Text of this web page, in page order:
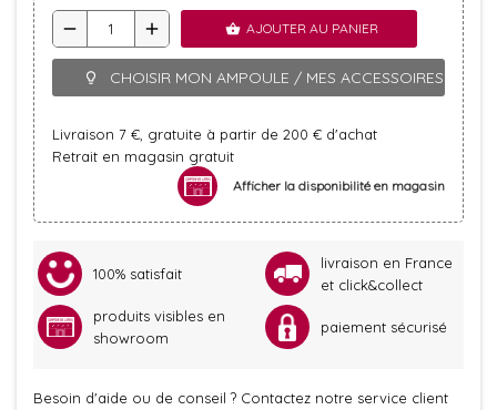
remove add shopping_basket AJOUTER AU PANIER
lightbulb_outline CHOISIR MON AMPOULE / MES ACCESSOIRES
Livraison 7 €, gratuite à partir de 200 € d'achat
Retrait en magasin gratuit
Afficher la disponibilité en magasin
100% satisfait
livraison en France
et click&collect
produits visibles en
showroom
paiement sécurisé
Besoin d'aide ou de conseil ? Contactez notre service client